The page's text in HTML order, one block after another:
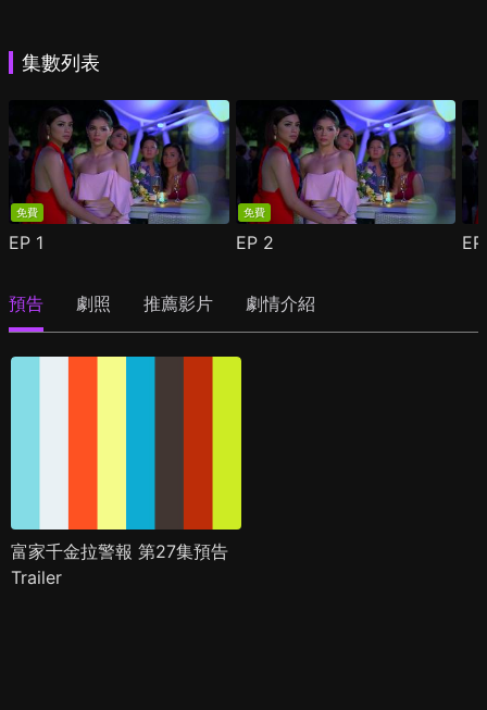
集數列表
免費
EP 1
免費
EP 2
預告 劇照 推薦影片 劇情介紹
富家千金拉警報 第27集預告
Trailer